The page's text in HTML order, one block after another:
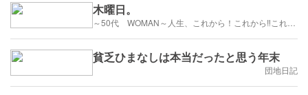
木曜日。
貧乏ひまなしは本当だったと思う年末
団地日記